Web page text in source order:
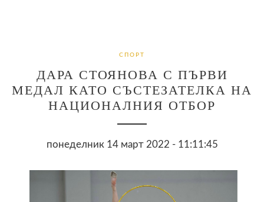
СПОРТ
ДАРА СТОЯНОВА С ПЪРВИ
МЕДАЛ КАТО СЪСТЕЗАТЕЛКА НА
НАЦИОНАЛНИЯ ОТБОР
понеделник 14 март 2022 - 11:11:45